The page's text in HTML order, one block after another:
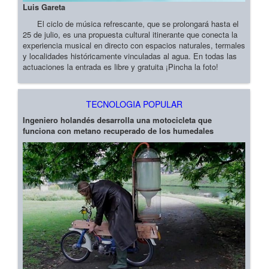
Luis Gareta
El ciclo de música refrescante, que se prolongará hasta el
25 de julio, es una propuesta cultural itinerante que conecta la
experiencia musical en directo con espacios naturales, termales
y localidades históricamente vinculadas al agua. En todas las
actuaciones la entrada es libre y gratuita ¡Pincha la foto!
TECNOLOGIA POPULAR
Ingeniero holandés desarrolla una motocicleta que
funciona con metano recuperado de los humedales